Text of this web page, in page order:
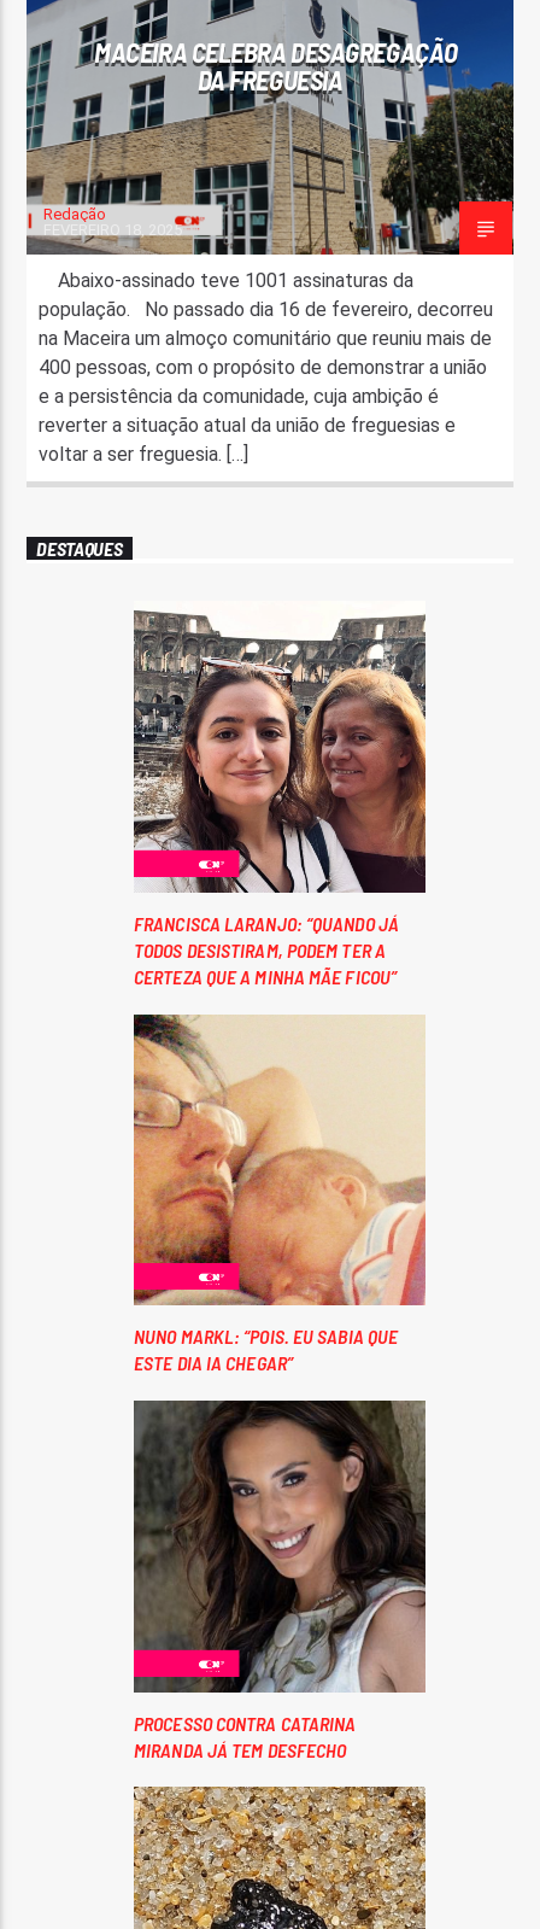
MACEIRA CELEBRA DESAGREGAÇÃO
DA FREGUESIA
Redação
FEVEREIRO 18, 2025
Abaixo-assinado teve 1001 assinaturas da
população. No passado dia 16 de fevereiro, decorreu
na Maceira um almoço comunitário que reuniu mais de
400 pessoas, com o propósito de demonstrar a união
e a persistência da comunidade, cuja ambição é
reverter a situação atual da união de freguesias e
voltar a ser freguesia. […]
DESTAQUES
FRANCISCA LARANJO: “QUANDO JÁ
TODOS DESISTIRAM, PODEM TER A
CERTEZA QUE A MINHA MÃE FICOU”
NUNO MARKL: “POIS. EU SABIA QUE
ESTE DIA IA CHEGAR”
PROCESSO CONTRA CATARINA
MIRANDA JÁ TEM DESFECHO